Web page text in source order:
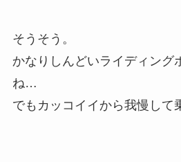
そうそう。
かなりしんどいライディング
ね…
でもカッコイイから我慢して